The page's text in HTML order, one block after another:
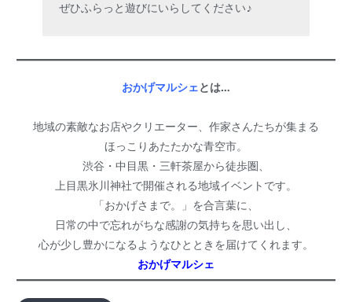
ぜひふらっと遊びにいらしてください♪
おかげマルシェとは…
地域の素敵なお店やクリエーター、作家さんたちが集まる
ほっこりあたたかな青空市。
渋谷・中目黒・三軒茶屋から徒歩圏、
上目黒氷川神社で開催される地域イベントです。
「おかげさまで。」を合言葉に、
日常の中で忘れがちな感謝の気持ちを思い出し、
心が少し豊かになるようなひとときを届けてくれます。
おかげマルシェ